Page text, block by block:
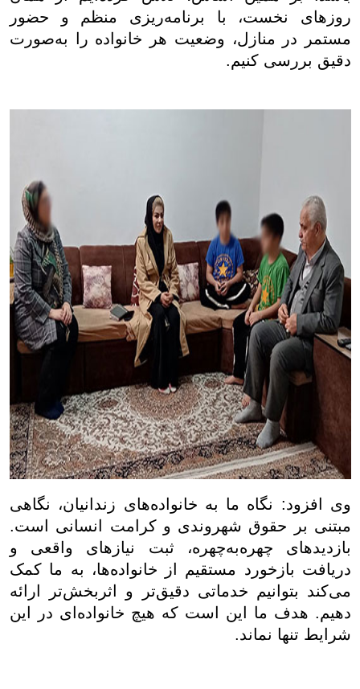
روزهای نخست، با برنامه‌ریزی منظم و حضور
مستمر در منازل، وضعیت هر خانواده را به‌صورت
دقیق بررسی کنیم.
وی افزود: نگاه ما به خانواده‌های زندانیان، نگاهی
مبتنی بر حقوق شهروندی و کرامت انسانی است.
بازدیدهای چهره‌به‌چهره، ثبت نیازهای واقعی و
دریافت بازخورد مستقیم از خانواده‌ها، به ما کمک
می‌کند بتوانیم خدماتی دقیق‌تر و اثربخش‌تر ارائه
دهیم. هدف ما این است که هیچ خانواده‌ای در این
شرایط تنها نماند.